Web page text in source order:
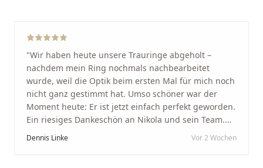
"Wir haben heute unsere Trauringe abgeholt –
nachdem mein Ring nochmals nachbearbeitet
wurde, weil die Optik beim ersten Mal für mich noch
nicht ganz gestimmt hat. Umso schöner war der
Moment heute: Er ist jetzt einfach perfekt geworden.
Ein riesiges Dankeschön an Nikola und sein Team.
Vom ersten Termin an wurden wir jedes Mal
Dennis Linke Vor 2 Wochen